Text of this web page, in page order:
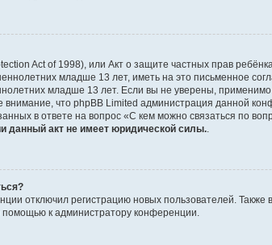
Act of 1998), или Акт о защите частных прав
младше 13 лет, иметь на это письменное
младше 13 лет. Если вы не уверены,
внимание, что phpBB Limited администрация данной
в ответе на вопрос «С кем можно связаться по
данный акт не имеет юридической силы.
отключил регистрацию новых пользователей.
помощью к администратору конференции.